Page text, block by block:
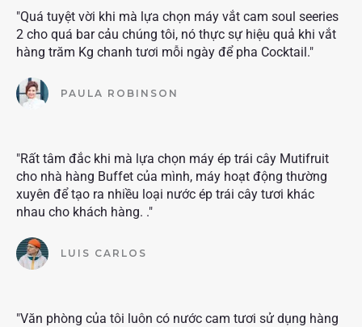
"Quá tuyệt vời khi mà lựa chọn máy vắt cam soul seeries
2 cho quá bar cảu chúng tôi, nó thực sự hiệu quả khi vắt
hàng trăm Kg chanh tươi mỗi ngày để pha Cocktail."
PAULA ROBINSON
"Rất tâm đắc khi mà lựa chọn máy ép trái cây Mutifruit
cho nhà hàng Buffet của mình, máy hoạt động thường
xuyên để tạo ra nhiều loại nước ép trái cây tươi khác
nhau cho khách hàng. ."
LUIS CARLOS
"Văn phòng của tôi luôn có nước cam tươi sử dụng hàng